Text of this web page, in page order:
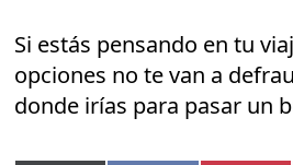
Si estás pensando en tu
opciones no te van a
donde irías para pasar un